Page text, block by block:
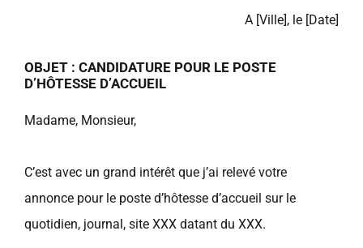
A [Ville], le [Date]
OBJET : CANDIDATURE POUR LE POSTE
D’HÔTESSE D’ACCUEIL
Madame, Monsieur,
C’est avec un grand intérêt que j’ai relevé votre
annonce pour le poste d’hôtesse d’accueil sur le
quotidien, journal, site XXX datant du XXX.